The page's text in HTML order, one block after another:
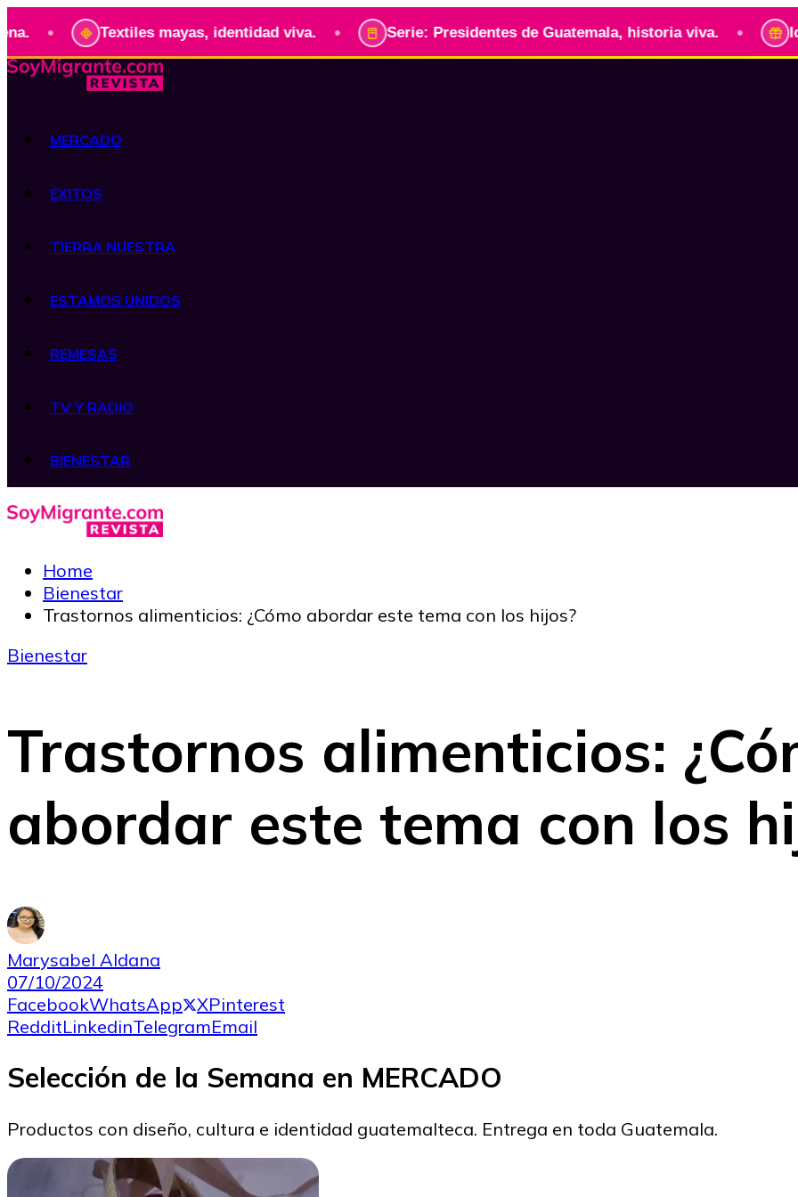
Textiles mayas, identidad viva. • Serie: Presidentes de Guatemala, historia viva. •
MERCADO
ÉXITOS
TIERRA NUESTRA
ESTAMOS UNIDOS
REMESAS
TV Y RADIO
BIENESTAR
Home
Bienestar
Trastornos alimenticios: ¿Cómo abordar este tema con los hijos?
Bienestar
Trastornos alimenticios:
abordar este tema con los
Marysabel Aldana
07/10/2024
FacebookWhatsApp XPinterest
RedditLinkedinTelegramEmail
Selección de la Semana en MERCADO
Productos con diseño, cultura e identidad guatemalteca. Entrega en toda Guatemala.